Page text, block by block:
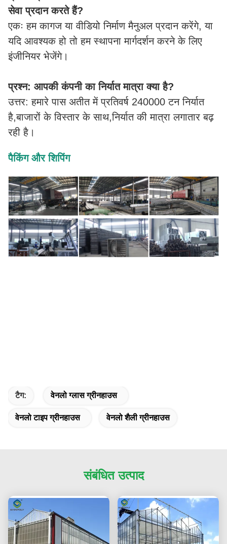
सेवा प्रदान करते हैं?
एकः हम कागज या वीडियो निर्माण मैनुअल प्रदान करेंगे, या
यदि आवश्यक हो तो हम स्थापना मार्गदर्शन करने के लिए
इंजीनियर भेजेंगे।
प्रश्न: आपकी कंपनी का निर्यात मात्रा क्या है?
उत्तर: हमारे पास अतीत में प्रतिवर्ष 240000 टन निर्यात
है,बाजारों के विस्तार के साथ,निर्यात की मात्रा लगातार बढ़
रही है।
पैकिंग और शिपिंग
टैग: वेनलो ग्लास ग्रीनहाउस
वेनलो टाइप ग्रीनहाउस वेनलो शैली ग्रीनहाउस
संबंधित उत्पाद